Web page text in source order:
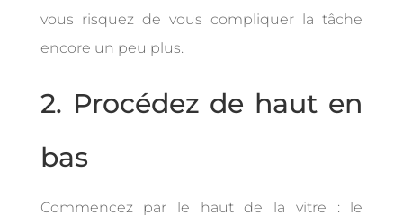
vous risquez de vous compliquer la tâche
encore un peu plus.
2. Procédez de haut en
bas
Commencez par le haut de la vitre : le